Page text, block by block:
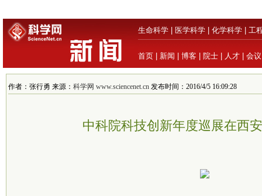
生命科学 医学科学 化学科学 工
首页 新闻 博客 院士 人才 会议
作者：张行勇 来源： 科学网 www.sciencenet.cn 发布时间：2016/4/5 16:09:28
中科院科技创新年度巡展在西